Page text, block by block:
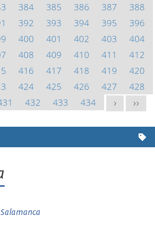
384 385 386 387
388
392 393 394 395
396
400 401 402 403
404
408 409 410 411
412
416 417 418 419
420
424 425 426 427
428
432 433 434 > >>